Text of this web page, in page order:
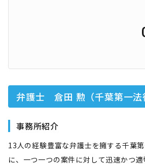
弁護士 倉田 勲（千葉第一法
事務所紹介
13人の経験豊富な弁護士を擁する千葉
に、一つ一つの案件に対して迅速かつ適